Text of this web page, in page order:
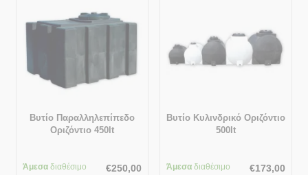
Βυτίο Παραλληλεπίπεδο
Οριζόντιο 450lt
Άμεσα διαθέσιμο €250,00
Βυτίο Κυλινδρικό Οριζόντιο
500lt
Άμεσα διαθέσιμο €173,00